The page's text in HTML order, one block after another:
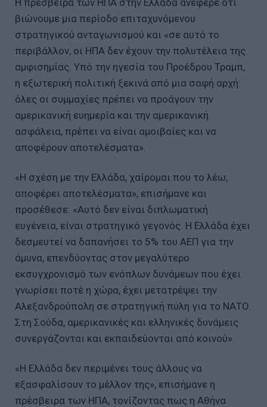
βιώνουμε μια περίοδο επιταχυνόμενου
στρατηγικού ανταγωνισμού και «σε αυτό το
περιβάλλον, οι ΗΠΑ δεν έχουν την πολυτέλεια της
αμφισημίας. Υπό την ηγεσία του Προέδρου Τραμπ,
η εξωτερική πολιτική ξεκινά από μια σαφή αρχή:
όλες οι συμμαχίες πρέπει να προάγουν την
αμερικανική ευημερία και την αμερικανική
ασφάλεια, πρέπει να είναι αμοιβαίες και να
αποφέρουν αποτελέσματα».
«Η σχέση με την Ελλάδα, χαίρομαι που το λέω,
αποφέρει αποτελέσματα», επισήμανε και
προσέθεσε: «Αυτό δεν είναι διπλωματική
ευγένεια, είναι στρατηγικό γεγονός. Η Ελλάδα έχει
δεσμευτεί να δαπανήσει το 5% του ΑΕΠ για την
άμυνα, επενδύοντας στον μεγαλύτερο
εκσυγχρονισμό των ενόπλων δυνάμεων που έχει
γνωρίσει ποτέ η χώρα, έχει μετατρέψει την
Αλεξανδρούπολη σε στρατηγική πύλη για το ΝΑΤΟ.
Στη Σούδα, αμερικανικές και ελληνικές δυνάμεις
συνεργάζονται και εκπαιδεύονται από κοινού».
«Η Ελλάδα δεν περιμένει τους άλλους να
εξασφαλίσουν το μέλλον της», επισήμανε η
πρέσβειρα των ΗΠΑ, τονίζοντας πως η Αθήνα